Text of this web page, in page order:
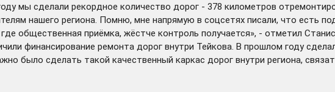
мы сделали рекордное количество дорог - 378 километров
нашего региона. Помню, мне напрямую в соцсетях писали, что есть
общественная приёмка, жёстче контроль получается», - отметил
финансирование ремонта дорог внутри Тейкова. В прошлом году
было сделать такой качественный каркас дорог внутри региона,